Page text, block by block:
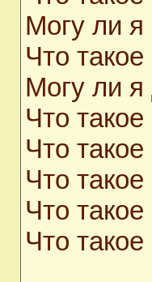
Могу ли я
Что
Могу ли
Что
Что
Что
Что
Что